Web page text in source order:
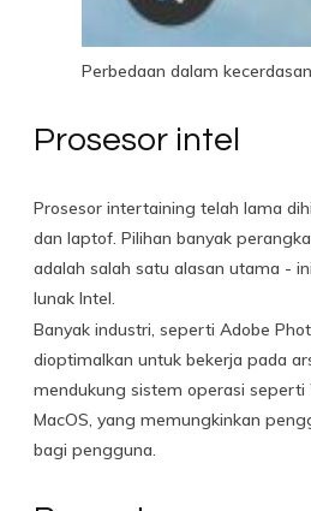
Perbedaan dalam
Prosesor intel
Prosesor intertaining telah lama
dan laptof. Pilihan banyak
adalah salah satu alasan utama -
lunak Intel.
Banyak industri, seperti Adobe
dioptimalkan untuk bekerja pada
mendukung sistem operasi seperti
MacOS, yang memungkinkan
bagi pengguna.